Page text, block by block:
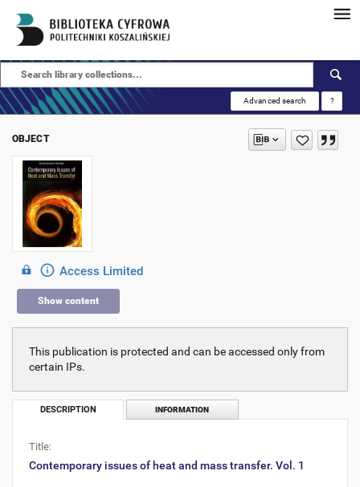
Advanced search ?
OBJECT
Access Limited
Show content
This publication is protected and can be accessed only from
certain IPs.
DESCRIPTION INFORMATION
Title:
Contemporary issues of heat and mass transfer. Vol. 1